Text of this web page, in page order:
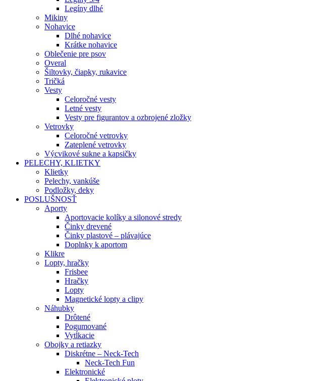
Legíny dlhé
Mikiny
Nohavice
Dlhé nohavice
Krátke nohavice
Oblečenie pre psov
Overal
Šiltovky, čiapky, rukavice
Tričká
Vesty
Celoročné vesty
Letné vesty
Vesty pre figurantov a ozbrojené zložky
Vetrovky
Celoročné vetrovky
Zateplené vetrovky
Výcvikové sukne a kapsičky
PELECHY, KLIETKY
Klietky
Pelechy, vankúše
Podložky, deky
POSLUŠNOSŤ
Aporty
Aportovacie kolíky a silonové stredy
Činky drevené
Činky plastové – plávajúce
Doplnky k aportom
Klikre
Lopty, hračky
Frisbee
Hračky
Lopty
Magnetické lopty a clipy
Náhubky
Drôtené
Pogumované
Vytĺkacie
Obojky a retiazky
Diskrétne – Neck-Tech
Neck-Tech Fun
Elektronické